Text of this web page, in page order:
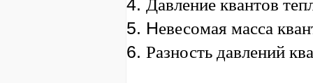
4.
5. Невесомая масса
6. Разность давлений